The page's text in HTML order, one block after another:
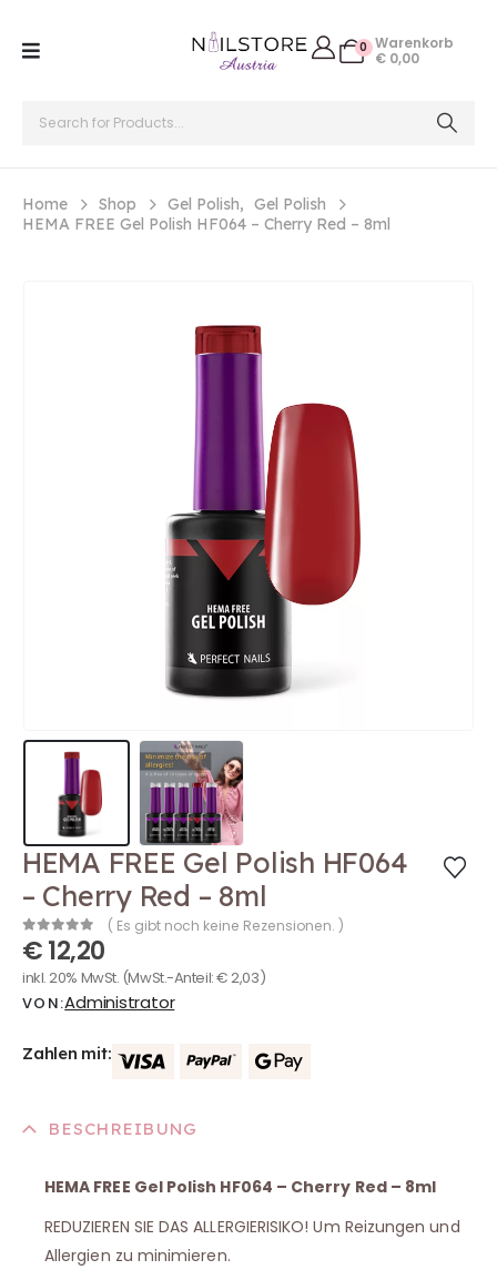
0 Warenkorb
€ 0,00
Home Shop Gel Polish, Gel Polish
HEMA FREE Gel Polish HF064 – Cherry Red – 8ml
HEMA FREE Gel Polish HF064
– Cherry Red – 8ml
0out of 5
( Es gibt noch keine Rezensionen. )
€12,20
inkl. 20% MwSt. (MwSt.-Anteil:€2,03)
VON:Administrator
Zahlen mit:
BESCHREIBUNG
HEMA FREE Gel Polish HF064 – Cherry Red – 8ml
REDUZIEREN SIE DAS ALLERGIERISIKO! Um Reizungen und
Allergien zu minimieren.